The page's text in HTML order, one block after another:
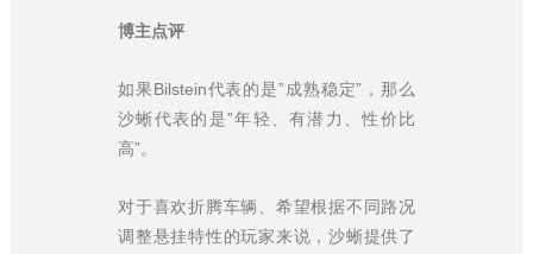
博主点评
如果Bilstein代表的是”成熟稳定”，那么
沙蜥代表的是”年轻、有潜力、性价比
高”。
对于喜欢折腾车辆、希望根据不同路况
调整悬挂特性的玩家来说，沙蜥提供了